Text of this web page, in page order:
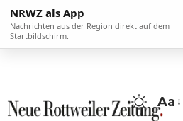
NRWZ als App
Nachrichten aus der Region direkt auf dem
Startbildschirm.
Aa